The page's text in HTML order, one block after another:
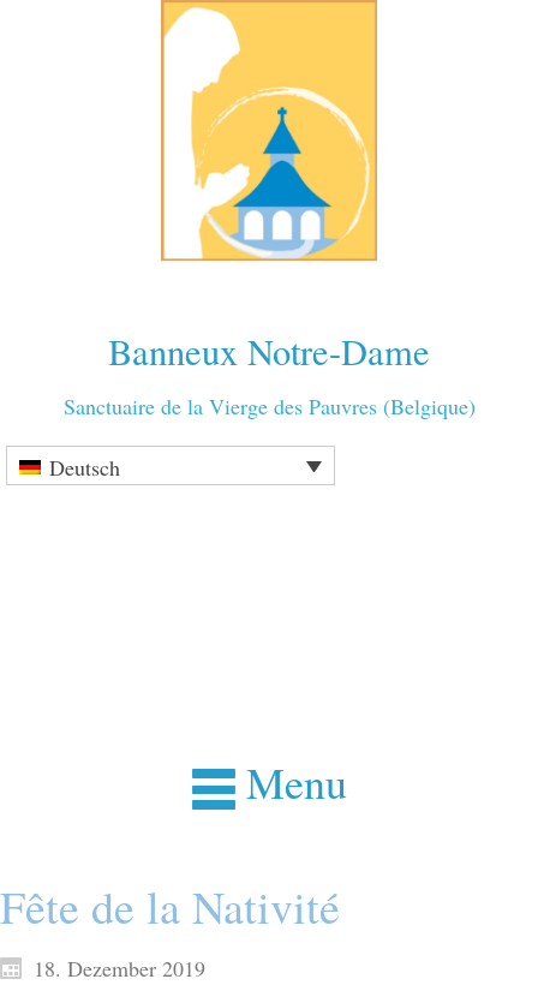
Banneux Notre-Dame
Sanctuaire de la Vierge des Pauvres (Belgique)
Deutsch
Menu
Fête de la Nativité
18. Dezember 2019